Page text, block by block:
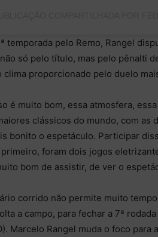
temporada pelo Remo, Rangel
só pelo título, mas pelo pênalti
clima proporcionado pelo duelo
é muito bom, essa atmosfera,
clássicos do mundo, com as
bonito o espetáculo. Participar
foram dois jogos
bom de assistir, de ver o
corrido não permite muito
a campo, para fechar a 7ª
Marcelo Rangel muda o foco